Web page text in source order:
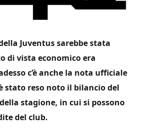
Juventus sarebbe stata
di vista economico era
c’è anche la nota ufficiale
stato reso noto il bilancio del
stagione, in cui si possono
del club.